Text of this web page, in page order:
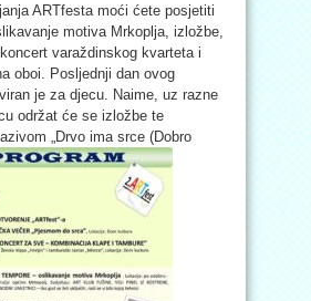
ARTfesta moći ćete posjetiti
motiva Mrkoplja, izložbe,
varaždinskog kvarteta i
oboi. Posljednji dan ovog
je za djecu. Naime, uz razne
održat će se izložbe te
„Drvo ima srce (Dobro